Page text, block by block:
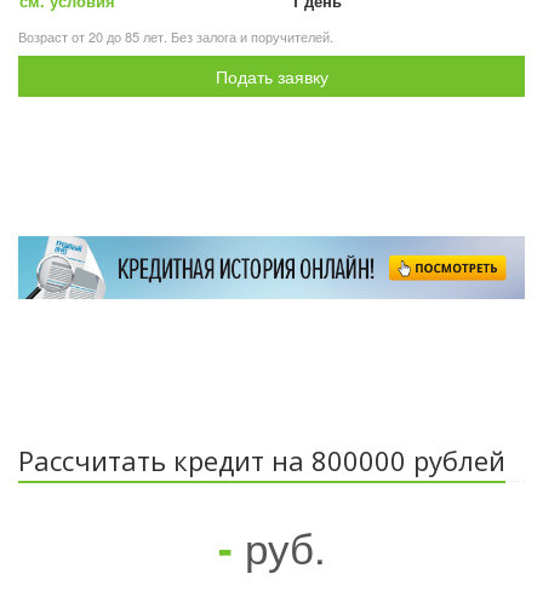
Возраст от 20 до 85 лет. Без залога и поручителей.
Подать заявку
Рассчитать кредит на 800000 рублей
- руб.